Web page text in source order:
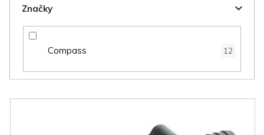
Značky
Compass 12